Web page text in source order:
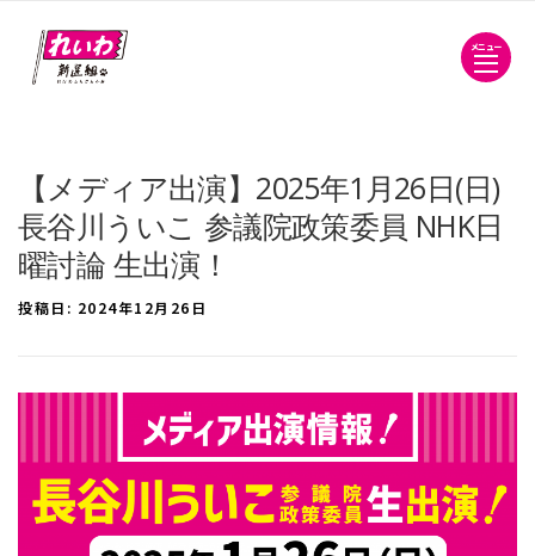
メニュー
【メディア出演】2025年1月26日(日)
長谷川ういこ 参議院政策委員 NHK日
曜討論 生出演！
投稿日: 2024年12月26日